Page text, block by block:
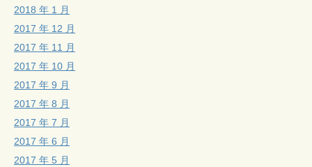
2018 年 1 月
2017 年 12 月
2017 年 11 月
2017 年 10 月
2017 年 9 月
2017 年 8 月
2017 年 7 月
2017 年 6 月
2017 年 5 月